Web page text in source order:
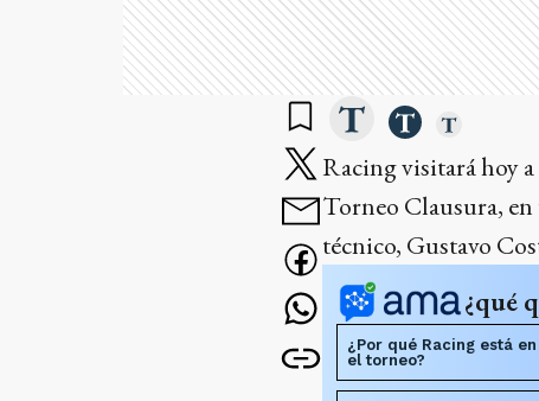
Racing visitará hoy
Torneo Clausura,
técnico, Gustavo
¿qué
¿Por qué Racing está
el torneo?